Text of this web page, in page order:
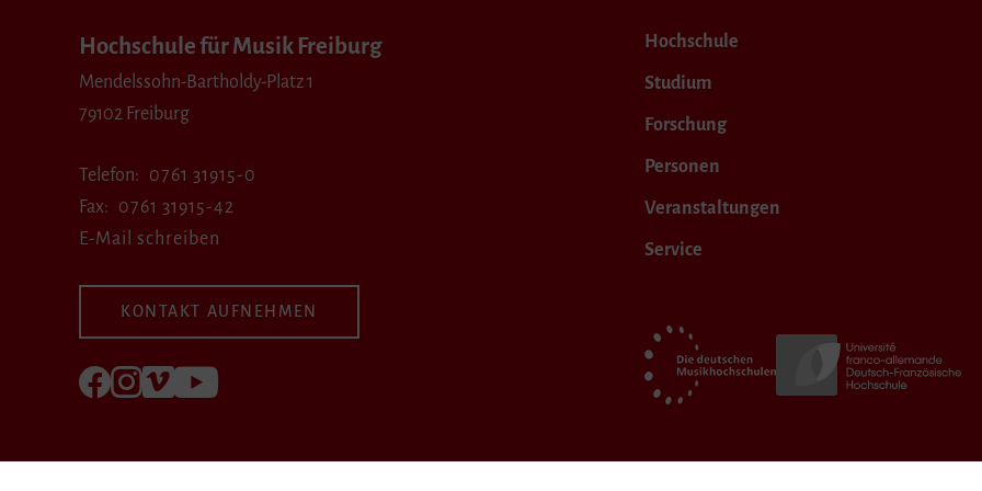
Hochschule für Musik Freiburg
Mendelssohn-Bartholdy-Platz 1
79102 Freiburg
Telefon
0761 31915-0
Fax
0761 31915-42
E-Mail schreiben
KONTAKT AUFNEHMEN
Folgen Sie uns auf Facebook
Folgen Sie uns auf Instagram
Besuchen Sie uns bei Vimeo
Hochschule
Studium
Forschung
Personen
Veranstaltungen
Service